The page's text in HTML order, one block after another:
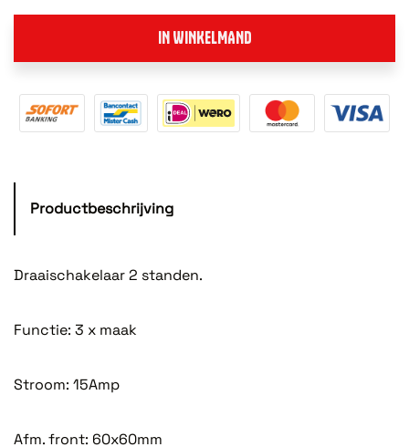
IN WINKELMAND
Productbeschrijving
Draaischakelaar 2 standen.
Functie: 3 x maak
Stroom: 15Amp
Afm. front: 60x60mm